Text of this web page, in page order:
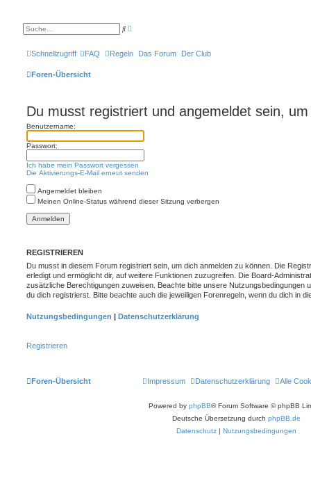
S
h
e i
u
c
e
Schnellzugriff FAQ Regeln Das Forum Der Club
Foren-Übersicht
Du musst registriert und angemeldet sein,
Benutzername:
Passwort:
Ich habe mein Passwort vergessen
Die Aktivierungs-E-Mail erneut senden
Angemeldet bleiben
Meinen Online-Status während dieser Sitzung verbergen
REGISTRIEREN
Du musst in diesem Forum registriert sein, um dich anmelden zu können. Die
erledigt und ermöglicht dir, auf weitere Funktionen zuzugreifen. Die Board-
zusätzliche Berechtigungen zuweisen. Beachte bitte unsere Nutzungsbedingungen
du dich registrierst. Bitte beachte auch die jeweiligen Forenregeln, wenn du dich in
Nutzungsbedingungen | Datenschutzerklärung
Registrieren
Foren-Übersicht Alle
Datenschutzerklärung
Impressum
Powered by phpBB® Forum Software © phpBB
Deutsche Übersetzung durch phpBB.de
Datenschutz | Nutzungsbedingungen